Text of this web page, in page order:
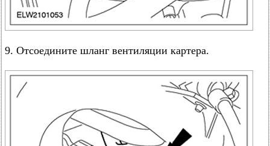
9. Отсоедините шланг вентиляции картера.